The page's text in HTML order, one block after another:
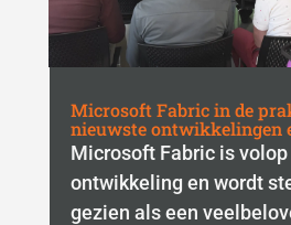
Microsoft Fabric in de
nieuwste ontwikkelingen
Microsoft Fabric is volop
ontwikkeling en wordt
gezien als een